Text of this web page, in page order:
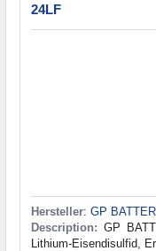
24LF
Hersteller: GP
Description: GP
Lithium-Eisendisulfid,